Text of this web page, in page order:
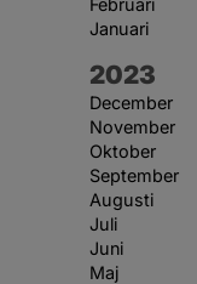
Januari
År:
2023
December
November
Oktober
September
Augusti
Juli
Juni
Maj